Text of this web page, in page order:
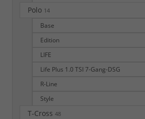
Polo 14
Base
Edition
LIFE
Life Plus 1.0 TSI 7-Gang-DSG
R-Line
Style
T-Cross 48